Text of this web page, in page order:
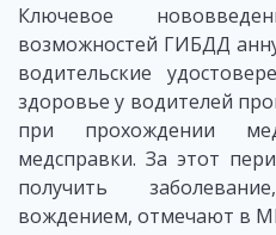
Ключевое
возможностей ГИБДД
водительские
здоровье у водителей
при прохождении
медсправки. За этот
получить
вождением, отмечают в